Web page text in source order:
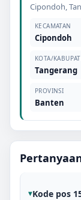
Cipondoh,
KECAMATAN
Cipondoh
KOTA/
Tangerang
PROVINSI
Banten
Kode pos